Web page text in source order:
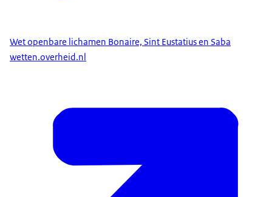
Wet openbare lichamen Bonaire, Sint Eustatius en Saba
wetten.overheid.nl